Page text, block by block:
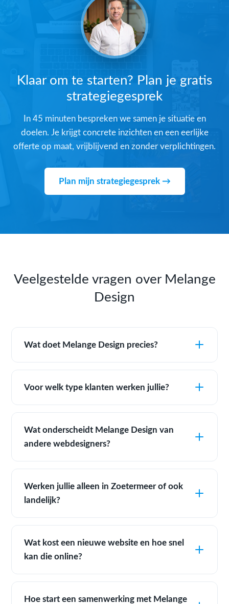
Klaar om te starten? Plan je gratis
strategiegesprek
In 45 minuten bespreken we samen je situatie en
doelen. Je krijgt concrete inzichten en een eerlijke
offerte op maat, vrijblijvend en zonder verplichtingen.
Plan mijn strategiegesprek →
Veelgestelde vragen over Melange
Design
Wat doet Melange Design precies?
Voor welk type klanten werken jullie?
Wat onderscheidt Melange Design van
andere webdesigners?
Werken jullie alleen in Zoetermeer of ook
landelijk?
Wat kost een nieuwe website en hoe snel
kan die online?
Hoe start een samenwerking met Melange